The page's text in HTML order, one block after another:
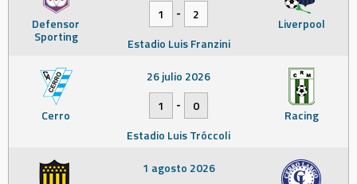
Defensor
Sporting
Liverpool
1
-
2
Estadio Luis Franzini
Cerro Racing
26 julio 2026
1
-
0
Estadio Luis Tróccoli
1 agosto 2026